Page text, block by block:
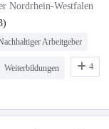
Nordrhein-Westfalen
Arbeitgeber
Weiterbildungen 4